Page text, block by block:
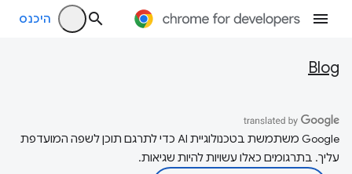
היכנס
Blog
‫Google משתמשת בטכנולוגיית AI כדי לתרגם תוכן לשפה המועדפת
עליך. בתרגומים כאלו עשויות להיות שגיאות.